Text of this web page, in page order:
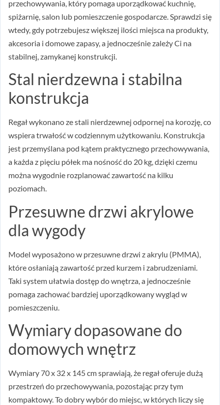
przechowywania, który pomaga uporządkować kuchnię,
spiżarnię, salon lub pomieszczenie gospodarcze. Sprawdzi się
wtedy, gdy potrzebujesz większej ilości miejsca na produkty,
akcesoria i domowe zapasy, a jednocześnie zależy Ci na
stabilnej, zamykanej konstrukcji.
Stal nierdzewna i stabilna
konstrukcja
Regał wykonano ze stali nierdzewnej odpornej na korozję, co
wspiera trwałość w codziennym użytkowaniu. Konstrukcja
jest przemyślana pod kątem praktycznego przechowywania,
a każda z pięciu półek ma nośność do 20 kg, dzięki czemu
można wygodnie rozplanować zawartość na kilku
poziomach.
Przesuwne drzwi akrylowe
dla wygody
Model wyposażono w przesuwne drzwi z akrylu (PMMA),
które osłaniają zawartość przed kurzem i zabrudzeniami.
Taki system ułatwia dostęp do wnętrza, a jednocześnie
pomaga zachować bardziej uporządkowany wygląd w
pomieszczeniu.
Wymiary dopasowane do
domowych wnętrz
Wymiary 70 x 32 x 145 cm sprawiają, że regał oferuje dużą
przestrzeń do przechowywania, pozostając przy tym
kompaktowy. To dobry wybór do miejsc, w których liczy się